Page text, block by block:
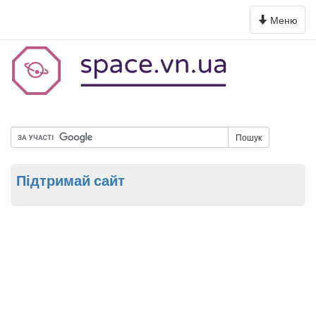
Toggle
navigation
Меню
Пошук
Підтримай сайт